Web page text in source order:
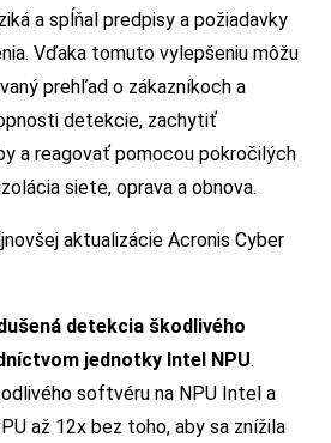
a spĺňal predpisy a požiadavky
Vďaka tomuto vylepšeniu môžu
prehľad o zákazníkoch a
detekcie, zachytiť
a reagovať pomocou pokročilých
siete, oprava a obnova.
aktualizácie Acronis Cyber
detekcia škodlivého
jednotky Intel NPU.
softvéru na NPU Intel a
až 12x bez toho, aby sa znížila